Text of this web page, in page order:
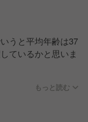
うと平均年齢は37
ているかと思いま
徴の一つです。
もっと読む